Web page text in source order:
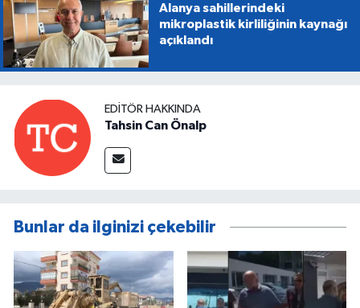
Alanya sahillerindeki
mikroplastik kirliliğinin kaynağı
açıklandı
EDITÖR HAKKINDA
Tahsin Can Önalp
Bunlar da ilginizi çekebilir